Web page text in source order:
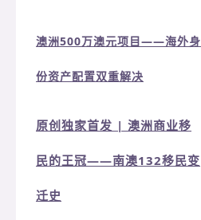
澳洲500万澳元项目——海外身
份资产配置双重解决
原创独家首发 | 澳洲商业移
民的王冠——南澳132移民变
迁史